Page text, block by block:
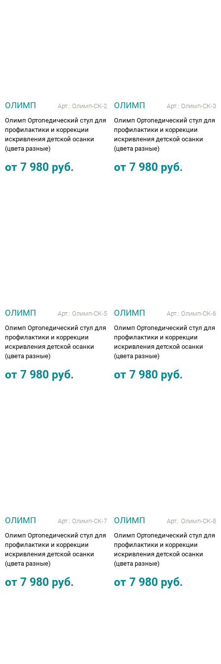
ОЛИМП Арт.: Олимп-СК-2
Олимп Ортопедический стул для
профилактики и коррекции
искривления детской осанки
(цвета разные)
от 7 980 руб.
ОЛИМП Арт.: Олимп-СК-3
Олимп Ортопедический стул для
профилактики и коррекции
искривления детской осанки
(цвета разные)
от 7 980 руб.
ОЛИМП Арт.: Олимп-СК-5
Олимп Ортопедический стул для
профилактики и коррекции
искривления детской осанки
(цвета разные)
от 7 980 руб.
ОЛИМП Арт.: Олимп-СК-6
Олимп Ортопедический стул для
профилактики и коррекции
искривления детской осанки
(цвета разные)
от 7 980 руб.
ОЛИМП Арт.: Олимп-СК-7
Олимп Ортопедический стул для
профилактики и коррекции
искривления детской осанки
(цвета разные)
от 7 980 руб.
ОЛИМП Арт.: Олимп-СК-8
Олимп Ортопедический стул для
профилактики и коррекции
искривления детской осанки
(цвета разные)
от 7 980 руб.
ОПОРЫ, ВЕРТИКАЛИЗАТОРЫ, Оборудование
для ЛФК
Одежда ортопедическая (адаптивная) для
инвалидов